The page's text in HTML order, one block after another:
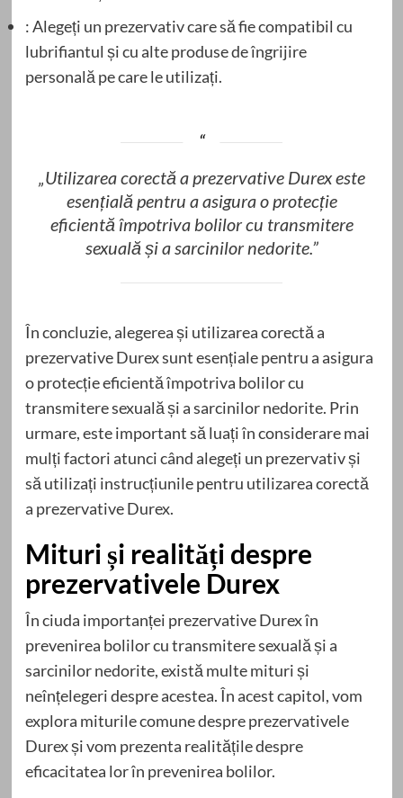
: Alegeți un prezervativ care să fie compatibil cu
lubrifiantul și cu alte produse de îngrijire
personală pe care le utilizați.
„Utilizarea corectă a prezervative Durex este
esențială pentru a asigura o protecție
eficientă împotriva bolilor cu transmitere
sexuală și a sarcinilor nedorite.”
În concluzie, alegerea și utilizarea corectă a
prezervative Durex sunt esențiale pentru a asigura
o protecție eficientă împotriva bolilor cu
transmitere sexuală și a sarcinilor nedorite. Prin
urmare, este important să luați în considerare mai
mulți factori atunci când alegeți un prezervativ și
să utilizați instrucțiunile pentru utilizarea corectă
a prezervative Durex.
Mituri și realități despre
prezervativele Durex
În ciuda importanței prezervative Durex în
prevenirea bolilor cu transmitere sexuală și a
sarcinilor nedorite, există multe mituri și
neînțelegeri despre acestea. În acest capitol, vom
explora miturile comune despre prezervativele
Durex și vom prezenta realitățile despre
eficacitatea lor în prevenirea bolilor.